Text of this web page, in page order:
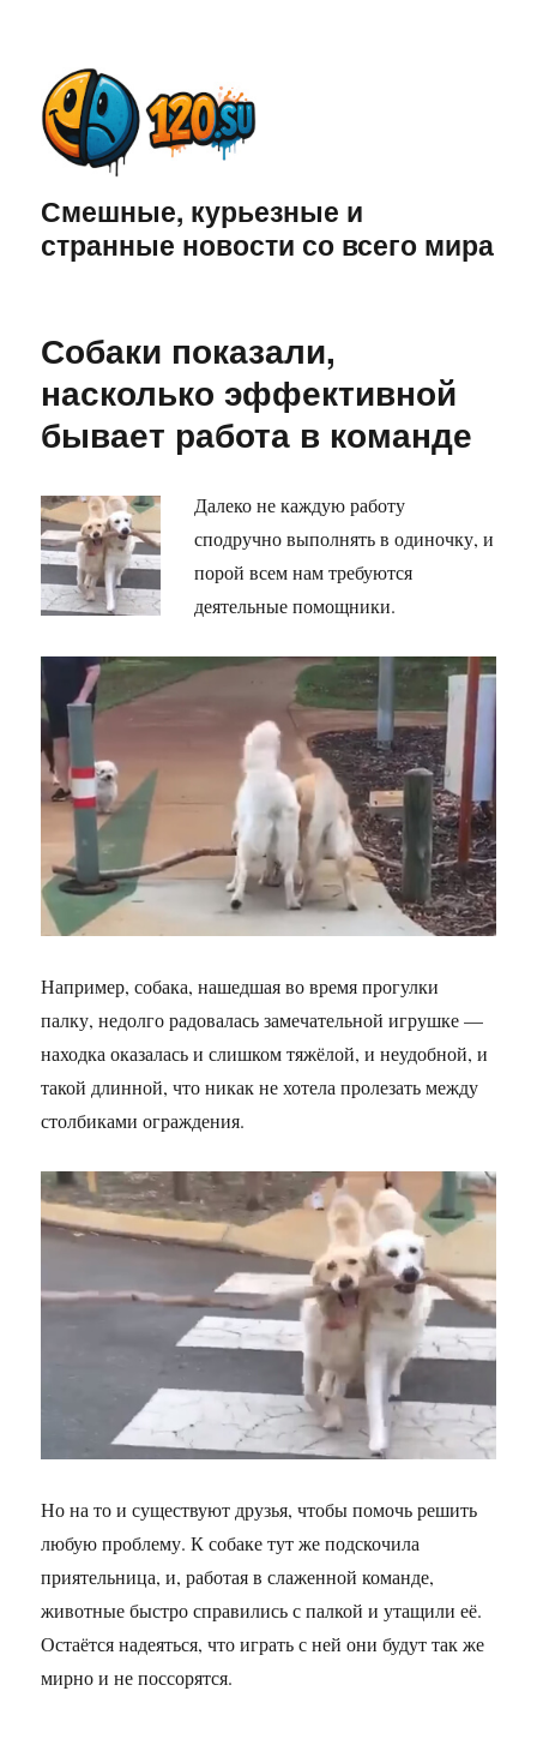
Смешные, курьезные и
странные новости со всего мира
Собаки показали,
насколько эффективной
бывает работа в команде
Далеко не каждую работу
сподручно выполнять в одиночку, и
порой всем нам требуются
деятельные помощники.
Например, собака, нашедшая во время прогулки
палку, недолго радовалась замечательной игрушке —
находка оказалась и слишком тяжёлой, и неудобной, и
такой длинной, что никак не хотела пролезать между
столбиками ограждения.
Но на то и существуют друзья, чтобы помочь решить
любую проблему. К собаке тут же подскочила
приятельница, и, работая в слаженной команде,
животные быстро справились с палкой и утащили её.
Остаётся надеяться, что играть с ней они будут так же
мирно и не поссорятся.